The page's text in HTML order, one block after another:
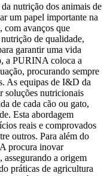
nutrição dos animais de
um papel importante na
com avanços que
de qualidade,
garantir uma vida
a PURINA coloca a
procurando sempre
As equipas de I&D da
soluções nutricionais
de cada cão ou gato,
Esta abordagem
reais e comprovados
outros. Para além do
procura inovar
assegurando a origem
práticas de agricultura